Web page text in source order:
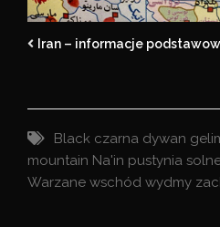
Iran – informacje
Black czarna dywan
mountain Na'in pustynia
Warzane wschód wydmy